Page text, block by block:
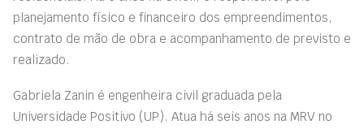
planejamento físico e financeiro dos empreendimentos,
contrato de mão de obra e acompanhamento de previsto e
realizado.
Gabriela Zanin é engenheira civil graduada pela
Universidade Positivo (UP). Atua há seis anos na MRV no